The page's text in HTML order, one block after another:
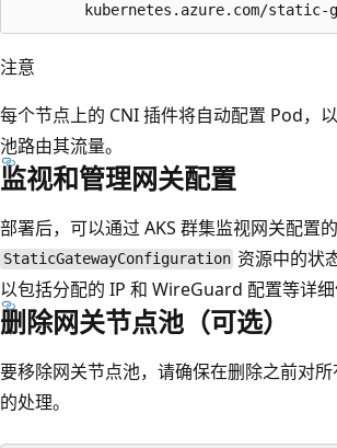
注意
每个节点上的 CNI 插件将自动配置 Pod，
池路由其流量。
监视和管理网关配置
部署后，可以通过 AKS 群集监视网关配置的
StaticGatewayConfiguration 资源中的状
以包括分配的 IP 和 WireGuard 配置等详细
删除网关节点池（可选）
要移除网关节点池，请确保在删除之前对
的处理。